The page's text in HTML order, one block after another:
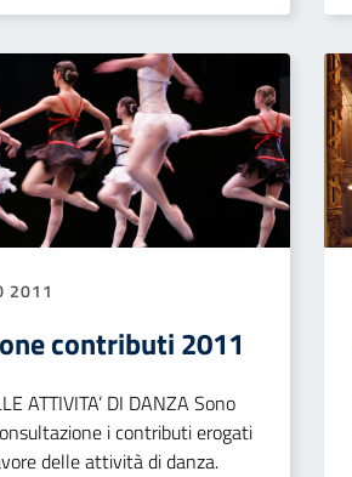
2011
contributi 2011
ATTIVITA’ DI DANZA Sono
i contributi erogati
delle attività di danza.